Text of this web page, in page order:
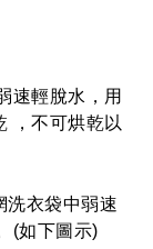
速輕脫水，用
，不可烘乾以
洗衣袋中弱速
(如下圖示)